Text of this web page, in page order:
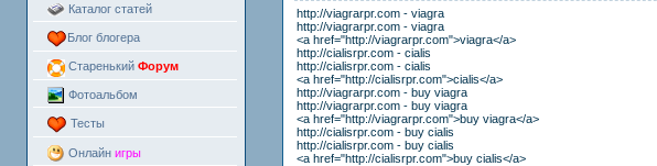
Каталог статей
Блог блогера
Старенький Форум
Фотоальбом
Тесты
Онлайн игры
http://viagrarpr.com - viagra
http://viagrarpr.com - viagra
<a href="http://viagrarpr.com">viagra</a>
http://cialisrpr.com - cialis
http://cialisrpr.com - cialis
<a href="http://cialisrpr.com">cialis</a>
http://viagrarpr.com - buy viagra
http://viagrarpr.com - buy viagra
<a href="http://viagrarpr.com">buy viagra</a>
http://cialisrpr.com - buy cialis
http://cialisrpr.com - buy cialis
<a href="http://cialisrpr.com">buy cialis</a>